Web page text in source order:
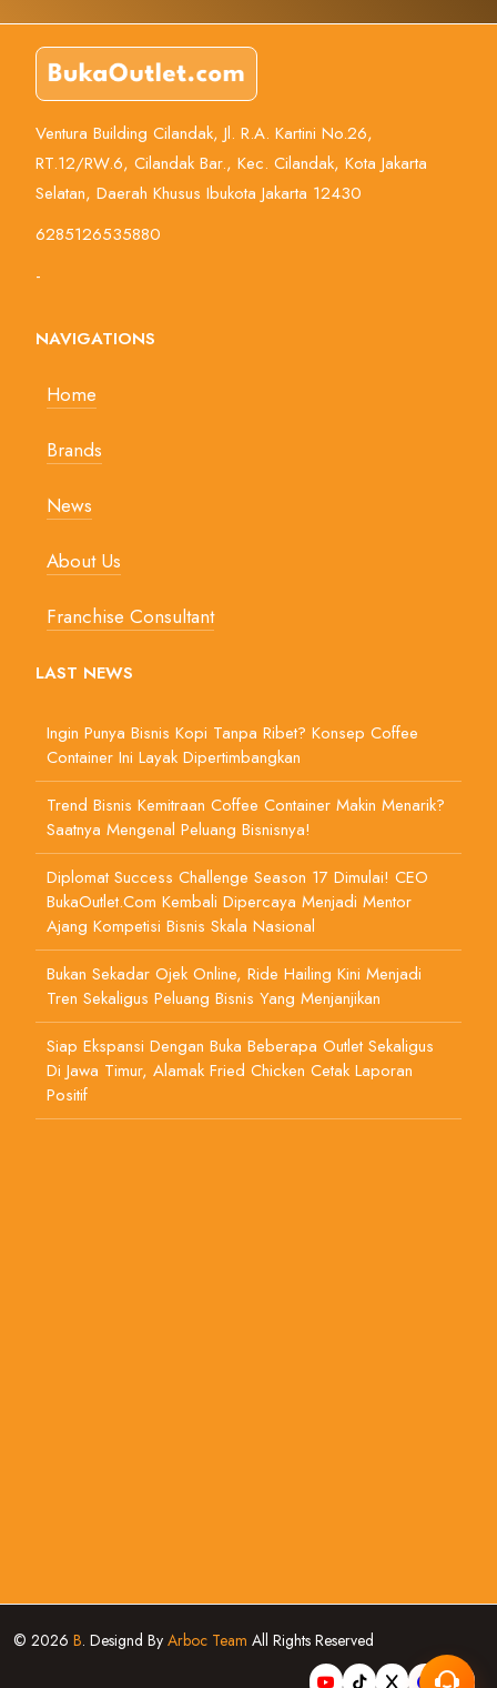
Ventura Building Cilandak, Jl. R.A. Kartini No.26,
RT.12/RW.6, Cilandak Bar., Kec. Cilandak, Kota Jakarta
Selatan, Daerah Khusus Ibukota Jakarta 12430
6285126535880
-
NAVIGATIONS
Home
Brands
News
About Us
Franchise Consultant
LAST NEWS
Ingin Punya Bisnis Kopi Tanpa Ribet? Konsep Coffee
Container Ini Layak Dipertimbangkan
Trend Bisnis Kemitraan Coffee Container Makin Menarik?
Saatnya Mengenal Peluang Bisnisnya!
Diplomat Success Challenge Season 17 Dimulai! CEO
BukaOutlet.com Kembali Dipercaya Menjadi Mentor
Ajang Kompetisi Bisnis Skala Nasional
Bukan Sekadar Ojek Online, Ride Hailing Kini Menjadi
Tren Sekaligus Peluang Bisnis Yang Menjanjikan
Siap Ekspansi Dengan Buka Beberapa Outlet Sekaligus
Di Jawa Timur, Alamak Fried Chicken Cetak Laporan
Positif
© 2026 B. Designd By Arboc Team All Rights Reserved